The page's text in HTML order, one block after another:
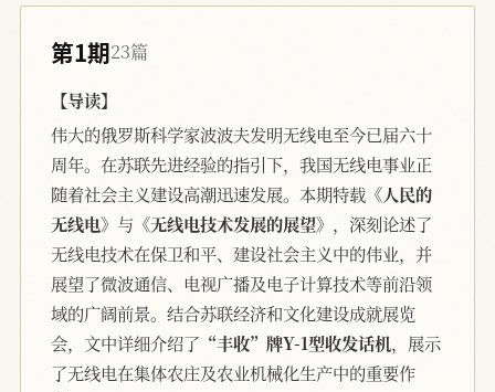
第1期23篇
【导读】
伟大的俄罗斯科学家波波夫发明无线电至今已届六十
周年。在苏联先进经验的指引下，我国无线电事业正
随着社会主义建设高潮迅速发展。本期特载 《人民的
无线电》 与 《无线电技术发展的展望》 ，深刻论述了
无线电技术在保卫和平、建设社会主义中的伟业，并
展望了微波通信、电视广播及电子计算技术等前沿领
域的广阔前景。结合苏联经济和文化建设成就展览
会，文中详细介绍了 “丰收”牌Y-1型收发话机，展示
了无线电在集体农庄及农业机械化生产中的重要作